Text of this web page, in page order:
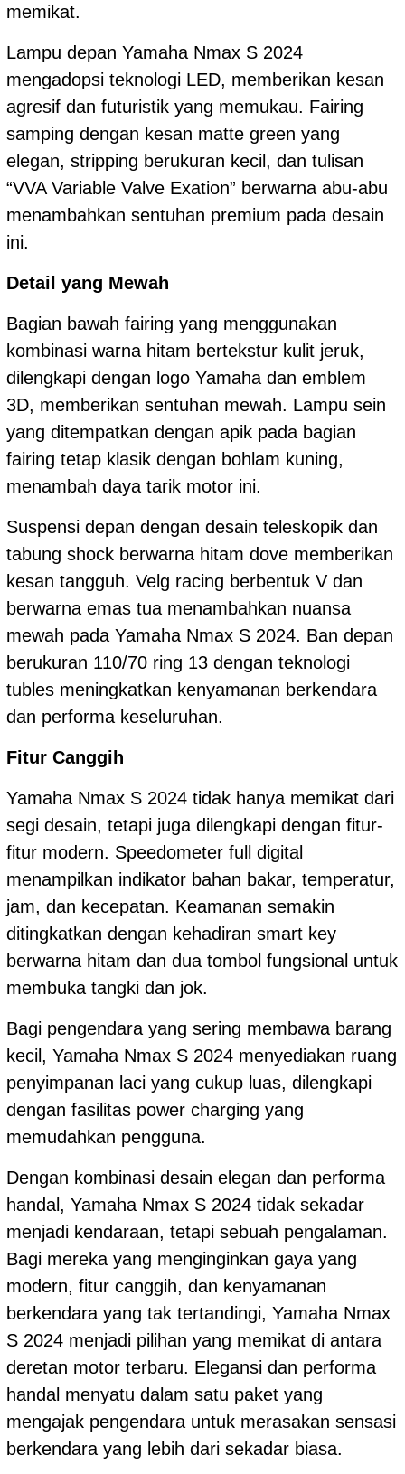
memikat.
Lampu depan Yamaha Nmax S 2024
mengadopsi teknologi LED, memberikan kesan
agresif dan futuristik yang memukau. Fairing
samping dengan kesan matte green yang
elegan, stripping berukuran kecil, dan tulisan
“VVA Variable Valve Exation” berwarna abu-abu
menambahkan sentuhan premium pada desain
ini.
Detail yang Mewah
Bagian bawah fairing yang menggunakan
kombinasi warna hitam bertekstur kulit jeruk,
dilengkapi dengan logo Yamaha dan emblem
3D, memberikan sentuhan mewah. Lampu sein
yang ditempatkan dengan apik pada bagian
fairing tetap klasik dengan bohlam kuning,
menambah daya tarik motor ini.
Suspensi depan dengan desain teleskopik dan
tabung shock berwarna hitam dove memberikan
kesan tangguh. Velg racing berbentuk V dan
berwarna emas tua menambahkan nuansa
mewah pada Yamaha Nmax S 2024. Ban depan
berukuran 110/70 ring 13 dengan teknologi
tubles meningkatkan kenyamanan berkendara
dan performa keseluruhan.
Fitur Canggih
Yamaha Nmax S 2024 tidak hanya memikat dari
segi desain, tetapi juga dilengkapi dengan fitur-
fitur modern. Speedometer full digital
menampilkan indikator bahan bakar, temperatur,
jam, dan kecepatan. Keamanan semakin
ditingkatkan dengan kehadiran smart key
berwarna hitam dan dua tombol fungsional untuk
membuka tangki dan jok.
Bagi pengendara yang sering membawa barang
kecil, Yamaha Nmax S 2024 menyediakan ruang
penyimpanan laci yang cukup luas, dilengkapi
dengan fasilitas power charging yang
memudahkan pengguna.
Dengan kombinasi desain elegan dan performa
handal, Yamaha Nmax S 2024 tidak sekadar
menjadi kendaraan, tetapi sebuah pengalaman.
Bagi mereka yang menginginkan gaya yang
modern, fitur canggih, dan kenyamanan
berkendara yang tak tertandingi, Yamaha Nmax
S 2024 menjadi pilihan yang memikat di antara
deretan motor terbaru. Elegansi dan performa
handal menyatu dalam satu paket yang
mengajak pengendara untuk merasakan sensasi
berkendara yang lebih dari sekadar biasa.